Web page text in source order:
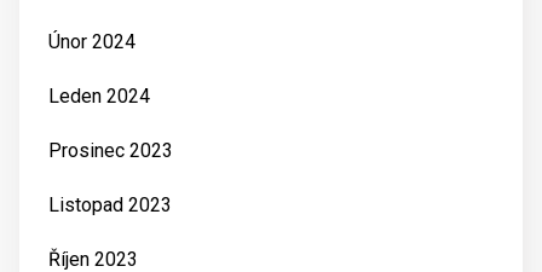
Únor 2024
Leden 2024
Prosinec 2023
Listopad 2023
Říjen 2023